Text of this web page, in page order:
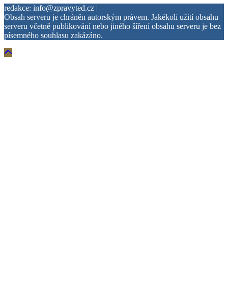
redakce: info@zpravyted.cz |
Obsah serveru je chráněn autorským právem. Jakékoli užití obsahu
serveru včetně publikování nebo jiného šíření obsahu serveru je bez
písemného souhlasu zakázáno.